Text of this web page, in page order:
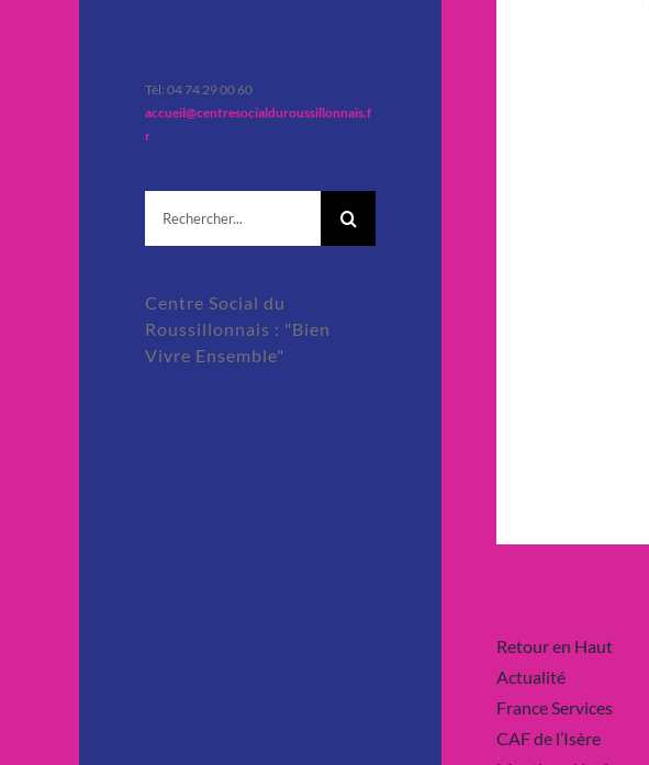
Tèl: 04 74 29 00 60
accueil@centresocialduroussillonnais.f
r
Centre Social du
Roussillonnais : "Bien
Vivre Ensemble"
Retour en Haut
Actualité
France Services
CAF de l’Isère